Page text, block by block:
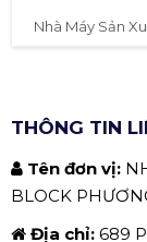
Nhà Máy Sản
THÔNG TIN
Tên đơn vị:
BLOCK
Địa chỉ: 689